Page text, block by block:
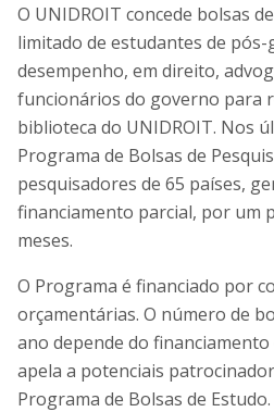
O UNIDROIT concede bolsas
limitado de estudantes de
desempenho, em direito,
funcionários do governo para
biblioteca do UNIDROIT. Nos
Programa de Bolsas de
pesquisadores de 65 países,
financiamento parcial, por um
meses.
O Programa é financiado por
orçamentárias. O número de
ano depende do
apela a potenciais
Programa de Bolsas de Estudo.